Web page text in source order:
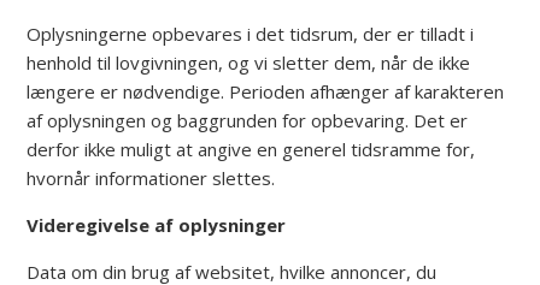
Oplysningerne opbevares i det tidsrum, der er tilladt i
henhold til lovgivningen, og vi sletter dem, når de ikke
længere er nødvendige. Perioden afhænger af karakteren
af oplysningen og baggrunden for opbevaring. Det er
derfor ikke muligt at angive en generel tidsramme for,
hvornår informationer slettes.
Videregivelse af oplysninger
Data om din brug af websitet, hvilke annoncer, du